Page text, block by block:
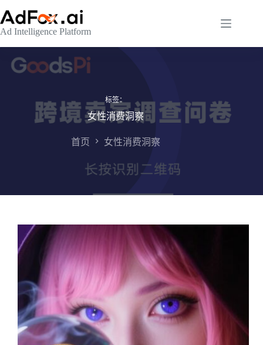
至
内
容
Ad Intelligence Platform
标签：
女性消费洞察
首页 女性消费洞察